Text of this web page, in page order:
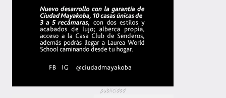
publicidad